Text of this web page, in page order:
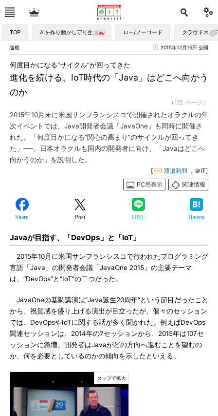
TOP AIを作り動かし守り生かす ロー/ノーコード クラウドネイ
連載 2015年12月16日 公開
進化を続ける、IoT時代の「Java」はどこへ向かう
のか
何度目かになる“サイクル”が回ってきた
（1/2 ページ）
2015年10月末に米国サンフランシスコで開催されたオラクルの年
次イベントでは、Java開発者会議「JavaOne」も同時に開催さ
れた。「何度目かになる“関心の高まり”のサイクルが回ってき
た」──。日本オラクルも国内の開発者に向け、「Javaはどこへ
向かうのか」を説明した。
[ 渡邉利和 ，＠IT]
PC用表示
関連情報
Share Post LINE Hatena
Javaが目指す、「DevOps」と「IoT」
2015年10月に米国サンフランシスコで行われたプログラミング
言語「Java」の開発者会議「JavaOne 2015」の主要テーマ
は、“DevOps”と“IoT”の二つだった。
JavaOneの基調講演は“Java誕生20周年”という節目だったこと
から、祝賀感を盛り上げる演出が目立ったが、個々のセッション
では、DevOpsやIoTに関する話が多く聞かれた。例えばDevOps
関連セッションは、2014年の7セッションから、2015年は107セ
ッションに急増。開発者はJavaがどの方向へ進むことを望むの
か、何を必要としているのかの傾向を示したといえる。